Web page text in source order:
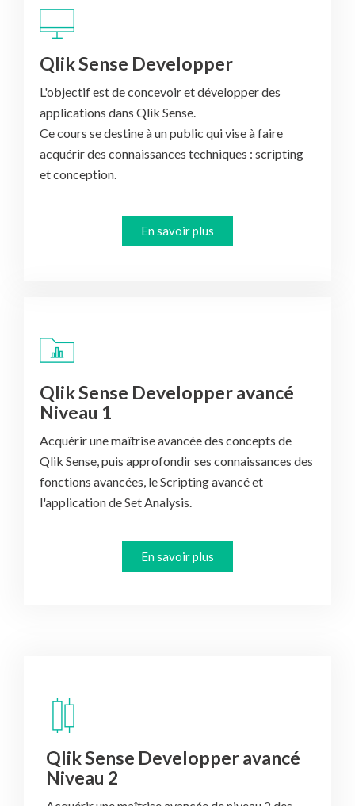
Qlik Sense Developper
L'objectif est de concevoir et développer des
applications dans Qlik Sense.
Ce cours se destine à un public qui vise à faire
acquérir des connaissances techniques : scripting
et conception.
En savoir plus
Qlik Sense Developper avancé
Niveau 1
Acquérir une maîtrise avancée des concepts de
Qlik Sense, puis approfondir ses connaissances des
fonctions avancées, le Scripting avancé et
En savoir plus
Qlik Sense Developper avancé
Niveau 2